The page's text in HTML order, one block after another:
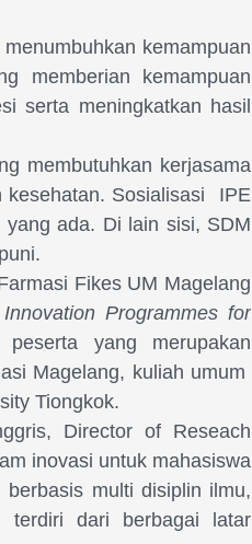
kemampuan
memberian kemampuan
serta meningkatkan hasil
membutuhkan kerjasama
kesehatan. Sosialisasi IPE
yang ada. Di lain sisi, SDM
Fikes UM Magelang
Programmes for
yang merupakan
Magelang, kuliah umum
Tiongkok.
Director of Reseach
inovasi untuk mahasiswa
berbasis multi disiplin ilmu,
terdiri dari berbagai latar